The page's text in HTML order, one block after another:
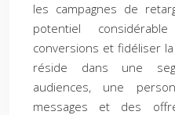
les campagnes de
potentiel
conversions et fidéliser
réside dans une
audiences, une
messages et des